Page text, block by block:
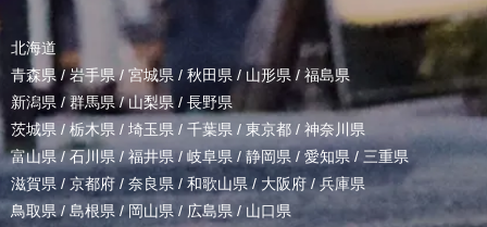
北海道
青森県 / 岩手県/ 宮城県 / 秋田県 / 山形県/ 福島県
新潟県 /群馬県/山梨県 / 長野県
茨城県 / 栃木県 / 埼玉県 / 千葉県 / 東京都 / 神奈川県
富山県 /石川県/福井県/岐阜県 / 静岡県 / 愛知県 / 三重県
滋賀県 / 京都府 / 奈良県 / 和歌山県/ 大阪府 /兵庫県
鳥取県/ 島根県 /岡山県/ 広島県 / 山口県